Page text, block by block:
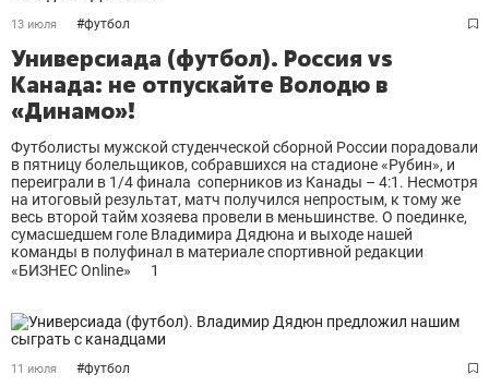
13 июля #футбол
Универсиада (футбол). Россия vs
Канада: не отпускайте Володю в
«Динамо»!
Футболисты мужской студенческой сборной России порадовали
в пятницу болельщиков, собравшихся на стадионе «Рубин», и
переиграли в 1/4 финала соперников из Канады – 4:1. Несмотря
на итоговый результат, матч получился непростым, к тому же
весь второй тайм хозяева провели в меньшинстве. О поединке,
сумасшедшем голе Владимира Дядюна и выходе нашей
команды в полуфинал в материале спортивной редакции
«БИЗНЕС Online»
1
11 июля #футбол